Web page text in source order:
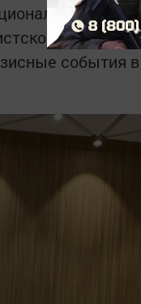
и
события